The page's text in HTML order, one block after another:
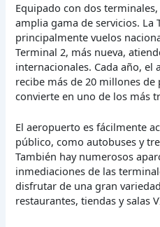
Equipado con dos
amplia gama de servicios. La
principalmente vuelos
Terminal 2, más nueva,
internacionales. Cada año,
recibe más de 20 millones de
convierte en uno de los más
El aeropuerto es fácilmente
público, como autobuses y
También hay numerosos
inmediaciones de las
disfrutar de una gran
restaurantes, tiendas y salas